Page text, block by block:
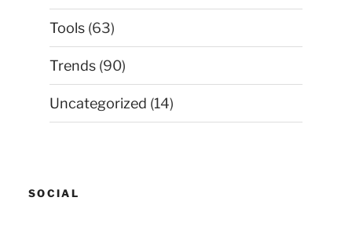
Tools (63)
Trends (90)
Uncategorized (14)
SOCIAL